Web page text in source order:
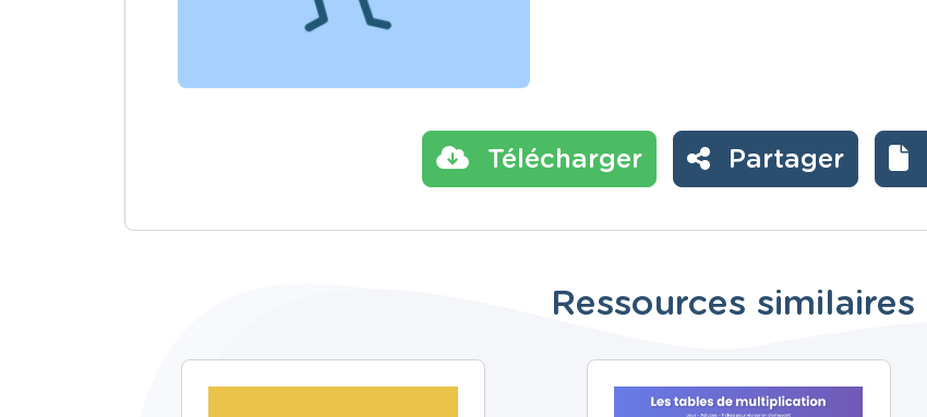
Télécharger Partager
Ressources similaires